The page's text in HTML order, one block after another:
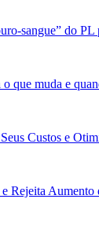
sangue” do
que muda e
Custos e
Rejeita